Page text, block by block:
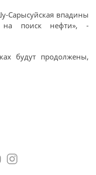
Сарысуйская впадины
на поиск нефти», -
будут продолжены,